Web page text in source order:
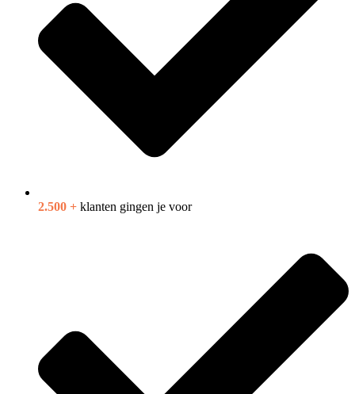
2.500 + klanten gingen je voor